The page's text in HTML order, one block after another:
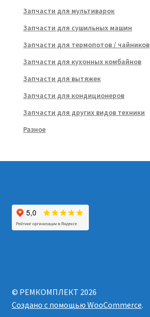
Запчасти для мультиварок
Запчасти для сушильных машин
Запчасти для термопотов / чайников
Запчасти для кухонных комбайнов
Запчасти для вытяжек
Запчасти для кондиционеров
Запчасти для других видов техники
Разное
© РЕМКОМПЛЕКТ 2026
Создано с помощью WooCommerce.